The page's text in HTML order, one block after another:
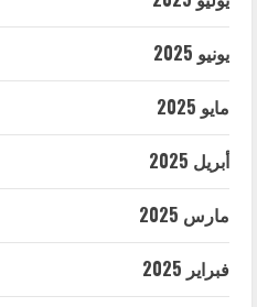
يونيو 2025
مايو 2025
أبريل 2025
مارس 2025
فبراير 2025